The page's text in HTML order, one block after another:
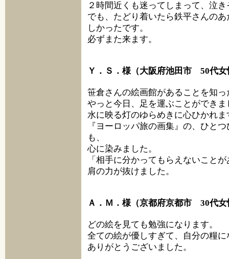
２時間近くも迷ってしまって、泣
でも、たどり着いたら鉄平さんの
しかったです。
必ずまた来ます。
Ｙ．Ｓ．様（大阪府池田市 50代女
笹倉さんの絵画館があることを知
やっと今日、足を運ぶことができま
水に映る灯のゆらめきに心ひかれま
『ヨーロッパ旅の画集』の、ひと
も、
心に染みました。
「相手に分かってもらえないこと
肩の力が抜けました。
Ａ．Ｍ．様（京都府京都市 30代女
どの絵を見ても勉強になります。
全ての絵が優しすぎて、自分の糧に
ありがとうございました。